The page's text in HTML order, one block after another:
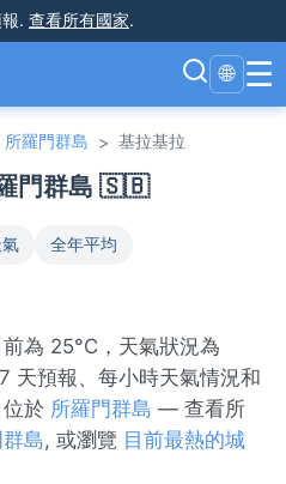
. 查看所有國家.
🌐 ☰
所羅門群島 > 基拉基拉
門群島 🇸🇧
全年平均
為 25°C，天氣狀況為
天預報、每小時天氣情況和
於 所羅門群島 — 查看所
島, 或瀏覽 目前最熱的城